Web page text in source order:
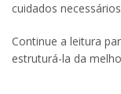
cuidados
Continue a leitura
estruturá-la da